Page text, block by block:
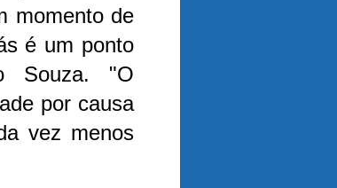
momento de
é um ponto
Souza. "O
por causa
vez menos